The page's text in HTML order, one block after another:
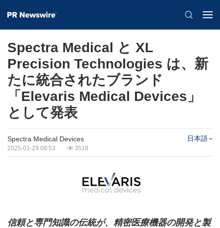
Spectra Medical と XL
Precision Technologies は、新
たに統合されたブランド
「Elevaris Medical Devices」
として発表
Spectra Medical Devices
2025-01-29 08:53 3518
日本語
信頼と専門知識の伝統が、精密医療機器の開発と製